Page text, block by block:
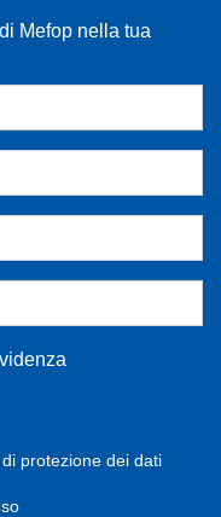
Mefop nella tua
protezione dei dati